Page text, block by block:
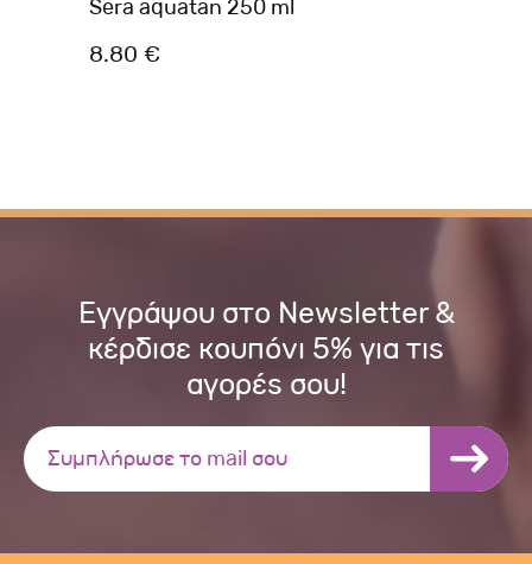
Sera aquatan 250 ml
8.80 €
Εγγράψου στο Newsletter &
κέρδισε κουπόνι 5% για τις
αγορές σου!